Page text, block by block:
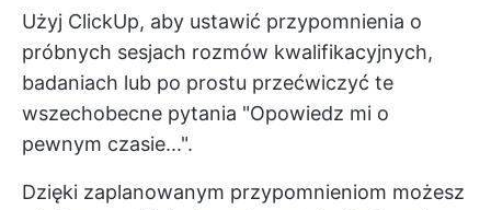
Użyj ClickUp, aby ustawić przypomnienia o
próbnych sesjach rozmów kwalifikacyjnych,
badaniach lub po prostu przećwiczyć te
wszechobecne pytania "Opowiedz mi o
pewnym czasie...".
Dzięki zaplanowanym przypomnieniom możesz